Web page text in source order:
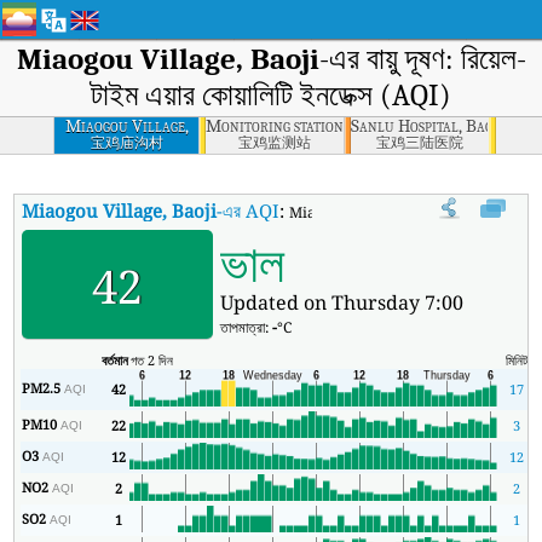
Miaogou Village, Baoji-এর বায়ু দূষণ: রিয়েল-
টাইম এয়ার কোয়ালিটি ইনডেক্স (AQI)
Miaogou Village,
Baoji
宝鸡庙沟村
Monitoring station, Baoji
宝鸡监测站
Sanlu Hospital, Baoji
宝鸡三陆医院
Miaogou Village, Baoji-এর AQI:Miaogou Village, Baoji-এর রিয়েল-টাইম এয়ার
42 ভাল
Updated on Thursday 7:00
তাপমাত্রা:-°C
বর্তমানগত 2 দিন মিনিট
PM2.5AQI 42 17
PM10AQI 22 3
O3AQI 12 12
NO2AQI 2 2
SO2AQI 1 1